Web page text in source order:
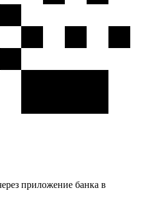
приложение банка в